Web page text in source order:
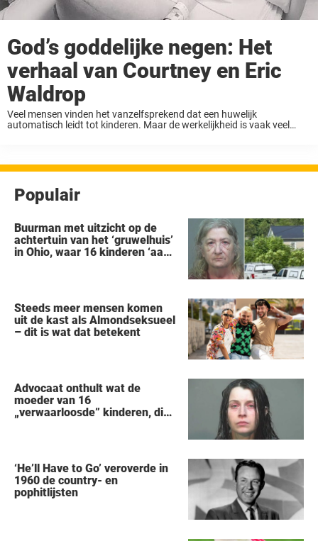
God’s goddelijke negen: Het
verhaal van Courtney en Eric
Waldrop
Veel mensen vinden het vanzelfsprekend dat een huwelijk
automatisch leidt tot kinderen. Maar de werkelijkheid is vaak veel
Populair
Buurman met uitzicht op de
achtertuin van het ‘gruwelhuis’
in Ohio, waar 16 kinderen ‘aan
Steeds meer mensen komen
uit de kast als Almondseksueel
– dit is wat dat betekent
Advocaat onthult wat de
moeder van 16
„verwaarloosde” kinderen, die
‘He’ll Have to Go’ veroverde in
1960 de country- en
pophitlijsten